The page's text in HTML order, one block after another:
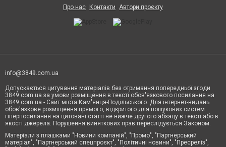
Про нас Контакти Автори проєкту
info@3849.com.ua
Допускається цитування матеріалів без отримання попередньої згоди
3849.com.ua за умови розміщення в тексті обов'язкового посилання на
3849.com.ua - Сайт міста Кам'янця-Подільського. Для інтернет-видань
обов'язкове розміщення прямого, відкритого для пошукових систем
гіперпосилання на цитовані статті не нижче другого абзацу в тексті або в
якості джерела. Порушення виняткових прав переслідується Законом.
Матеріали з плашками "Новини компаній", "Промо", "Партнерський
матеріал", "Партнерський спецпроєкт", "Політичні новини", "Пресреліз",